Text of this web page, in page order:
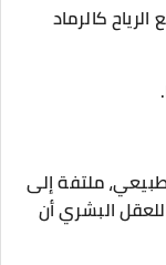
كالرماد
ملتفة إلى
البشري أن